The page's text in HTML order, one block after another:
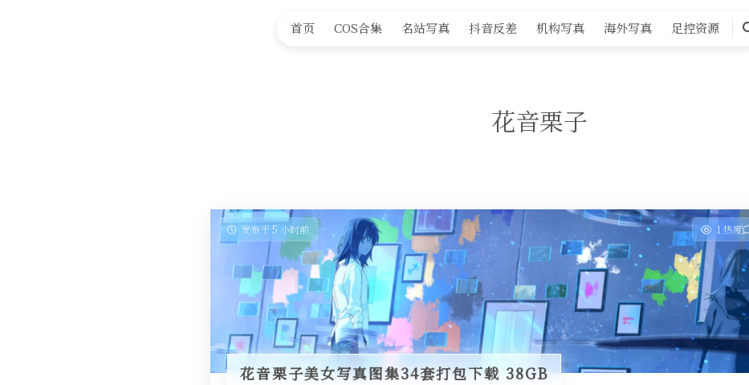
首页 COS合集 名站写真 抖音反差 机构写真 海外写真 足控资源
搜
花音栗子
发布于 5 小时前 1 热度
花音栗子美女写真图集34套打包下载 38GB